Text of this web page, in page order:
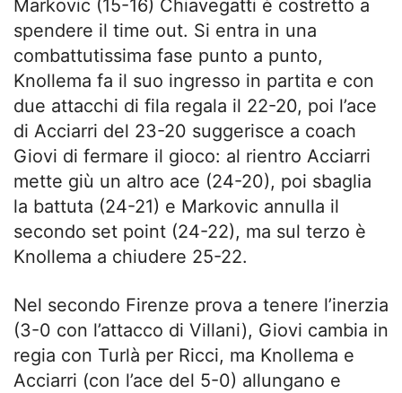
Markovic (15-16) Chiavegatti è costretto a
spendere il time out. Si entra in una
combattutissima fase punto a punto,
Knollema fa il suo ingresso in partita e con
due attacchi di fila regala il 22-20, poi l’ace
di Acciarri del 23-20 suggerisce a coach
Giovi di fermare il gioco: al rientro Acciarri
mette giù un altro ace (24-20), poi sbaglia
la battuta (24-21) e Markovic annulla il
secondo set point (24-22), ma sul terzo è
Knollema a chiudere 25-22.
Nel secondo Firenze prova a tenere l’inerzia
(3-0 con l’attacco di Villani), Giovi cambia in
regia con Turlà per Ricci, ma Knollema e
Acciarri (con l’ace del 5-0) allungano e